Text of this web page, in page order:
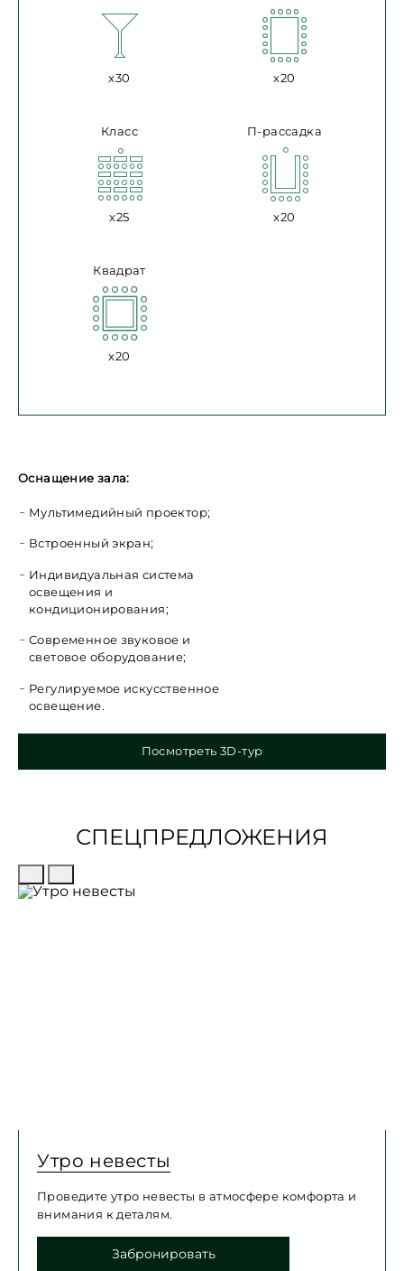
x30 x20
Класс
x25
П-рассадка
x20
Квадрат
x20
Оснащение зала:
Мультимедийный проектор;
Встроенный экран;
Индивидуальная система
освещения и
кондиционирования;
Современное звуковое и
световое оборудование;
Регулируемое искусственное
освещение.
Посмотреть 3D-тур
СПЕЦПРЕДЛОЖЕНИЯ
Предыдущий слайд
Следующий слайд
Утро невесты
Проведите утро невесты в атмосфере комфорта и
внимания к деталям.
Забронировать